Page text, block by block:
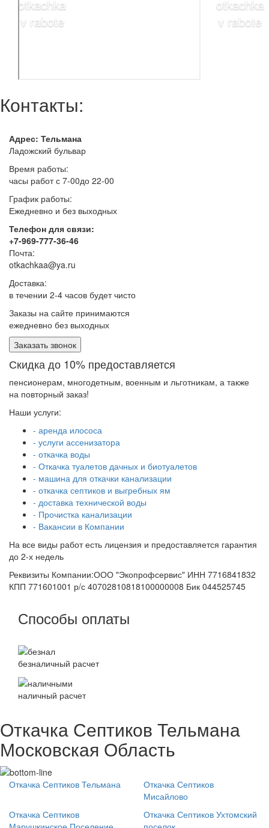
Контакты:
Адрес: Тельмана
Ладожский бульвар
Время работы:
часы работ с 7-00до 22-00
График работы:
Ежедневно и без выходных
Телефон для связи:
+7-969-777-36-46
Почта:
otkachkaa@ya.ru
Доставка:
в течении 2-4 часов будет чисто
Заказы на сайте принимаются
ежедневно без выходных
Заказать звонок
Скидка до 10% предоставляется
пенсионерам, многодетным, военным и льготникам, а также
на повторный заказ!
Наши услуги:
- аренда илососа
- услуги ассенизатора
- откачка воды
- Откачка туалетов дачных и биотуалетов
- машина для откачки канализации
- откачка септиков и выгребных ям
- доставка технической воды
- Прочистка канализации
- Вакансии в Компании
На все виды работ есть лицензия и предоставляется гарантия
до 2-х недель
Реквизиты Компании:ООО "Экопрофсервис" ИНН 7716841832
КПП 771601001 р/с 40702810818100000008 Бик 044525745
Способы оплаты
безналичный расчет
наличный расчет
Откачка Септиков Тельмана
Московская Область
Откачка Септиков Тельмана
Откачка Септиков
Мисайлово
Откачка Септиков
Откачка Септиков Ухтомский